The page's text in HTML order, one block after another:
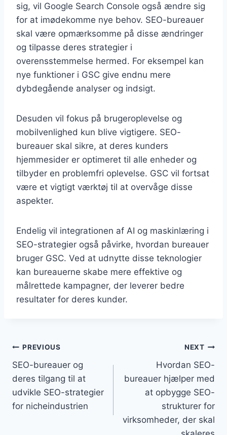
sig, vil Google Search Console også ændre sig
for at imødekomme nye behov. SEO-bureauer
skal være opmærksomme på disse ændringer
og tilpasse deres strategier i
overensstemmelse hermed. For eksempel kan
nye funktioner i GSC give endnu mere
dybdegående analyser og indsigt.
Desuden vil fokus på brugeroplevelse og
mobilvenlighed kun blive vigtigere. SEO-
bureauer skal sikre, at deres kunders
hjemmesider er optimeret til alle enheder og
tilbyder en problemfri oplevelse. GSC vil fortsat
være et vigtigt værktøj til at overvåge disse
aspekter.
Endelig vil integrationen af AI og maskinlæring i
SEO-strategier også påvirke, hvordan bureauer
bruger GSC. Ved at udnytte disse teknologier
kan bureauerne skabe mere effektive og
målrettede kampagner, der leverer bedre
resultater for deres kunder.
Indlægsnavigation
PREVIOUS
SEO-bureauer og
deres tilgang til at
udvikle SEO-strategier
for nicheindustrien
NEXT
Hvordan SEO-
bureauer hjælper med
at opbygge SEO-
strukturer for
virksomheder, der skal